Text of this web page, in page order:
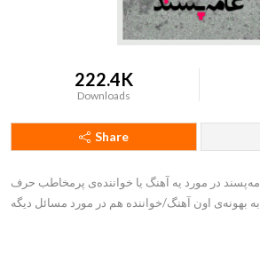
222.4K
Downloads
Share
در مورد یه آهنگ یا خواننده‌ی پرمخاطب حرف
بهونه‌ی اون آهنگ/خواننده هم در مورد مسائل دیگه